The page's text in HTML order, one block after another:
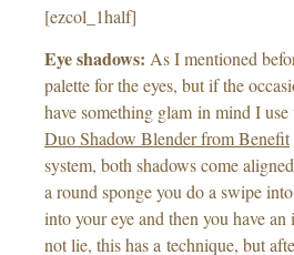
[ezcol_1half]
Eye shadows: As I mentioned
palette for the eyes, but if the
have something glam in mind I
Duo Shadow Blender from Benefit
system, both shadows come
a round sponge you do a swipe
into your eye and then you have
not lie, this has a technique, but